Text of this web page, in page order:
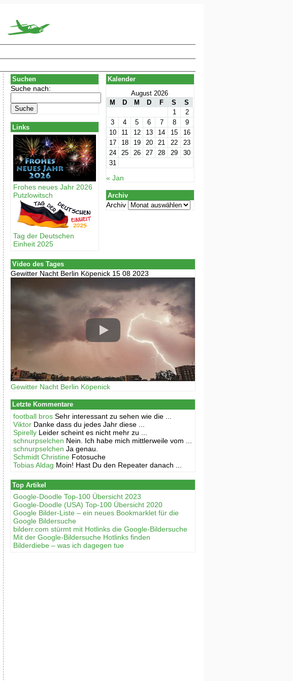
Suchen
Suche nach:
Links
Frohes neues Jahr 2026
Putzlowitsch
Tag der Deutschen
Einheit 2025
Kalender
August 2026
M
D M D F S
S
1
2
3
4 5 6 7 8
9
10
11 12 13 14 15
16
17
18 19 20 21 22
23
24
25 26 27 28 29
30
31
« Jan
Archiv
Archiv
Video des Tages
Gewitter Nacht Berlin Köpenick 15 08 2023
Gewitter Nacht Berlin Köpenick
Letzte Kommentare
football bros Sehr interessant zu sehen wie die ...
Viktor Danke dass du jedes Jahr diese ...
Spirelly Leider scheint es nicht mehr zu ...
schnurpselchen Nein. Ich habe mich mittlerweile vom ...
schnurpselchen Ja genau.
Schmidt Christine Fotosuche
Tobias Aldag Moin! Hast Du den Repeater danach ...
Top Artikel
Google-Doodle Top-100 Übersicht 2023
Google-Doodle (USA) Top-100 Übersicht 2020
Google Bilder-Liste – ein neues Bookmarklet für die
Google Bildersuche
bilderr.соm stürmt mit Hotlinks die Google-Bildersuche
Mit der Google-Bildersuche Hotlinks finden
Bilderdiebe – was ich dagegen tue